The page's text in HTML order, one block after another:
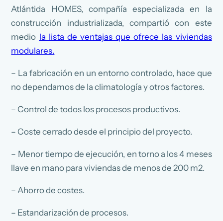
Atlántida HOMES, compañía especializada en la
construcción industrializada, compartió con este
medio la lista de ventajas que ofrece las viviendas
modulares.
– La fabricación en un entorno controlado, hace que
no dependamos de la climatología y otros factores.
– Control de todos los procesos productivos.
– Coste cerrado desde el principio del proyecto.
– Menor tiempo de ejecución, en torno a los 4 meses
llave en mano para viviendas de menos de 200 m2.
– Ahorro de costes.
– Estandarización de procesos.